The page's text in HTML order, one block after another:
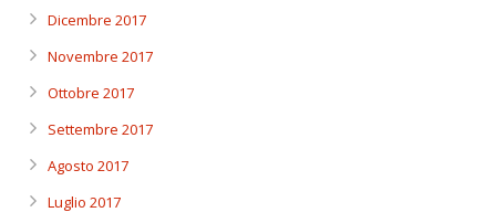
Dicembre 2017
Novembre 2017
Ottobre 2017
Settembre 2017
Agosto 2017
Luglio 2017